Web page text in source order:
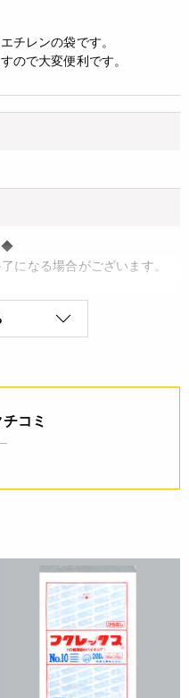
チレンの袋です。
ので大変便利です。
◆
になる場合がございます。
、ご購入可能な状態にあっ
はありません。予めご了承
コミ